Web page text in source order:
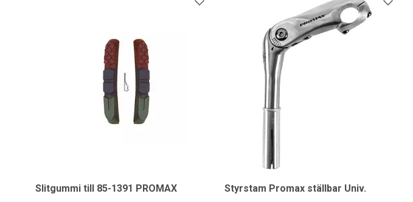
Slitgummi till 85-1391 PROMAX Styrstam Promax ställbar Univ.